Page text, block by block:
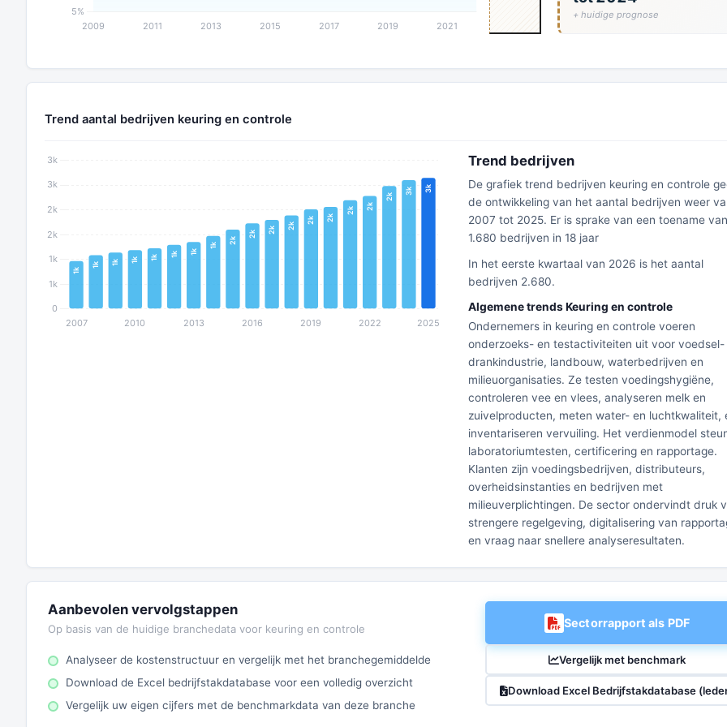
+ huidige prognose
Trend aantal bedrijven keuring en controle
Trend bedrijven
De grafiek trend bedrijven keuring en controle
de ontwikkeling van het aantal bedrijven weer
2007 tot 2025. Er is sprake van een toename van
1.680 bedrijven in 18 jaar
In het eerste kwartaal van 2026 is het aantal
bedrijven 2.680.
Algemene trends Keuring en controle
Ondernemers in keuring en controle voeren
onderzoeks- en testactiviteiten uit voor voedsel-
drankindustrie, landbouw, waterbedrijven en
milieuorganisaties. Ze testen voedingshygiëne,
controleren vee en vlees, analyseren melk en
zuivelproducten, meten water- en luchtkwaliteit,
inventariseren vervuiling. Het verdienmodel
laboratoriumtesten, certificering en rapportage.
Klanten zijn voedingsbedrijven, distributeurs,
overheidsinstanties en bedrijven met
milieuverplichtingen. De sector ondervindt druk
strengere regelgeving, digitalisering van
en vraag naar snellere analyseresultaten.
Aanbevolen vervolgstappen
Op basis van de huidige branchedata voor keuring en controle
Analyseer de kostenstructuur en vergelijk met het branchegemiddelde
Download de Excel bedrijfstakdatabase voor een volledig overzicht
Vergelijk uw eigen cijfers met de benchmarkdata van deze branche
Sectorrapport als PDF
Vergelijk met benchmark
Download Excel Bedrijfstakdatabase